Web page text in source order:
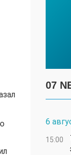
07
6
15:00